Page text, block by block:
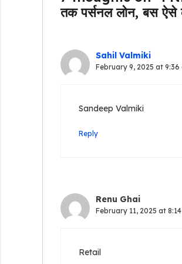
तक पर्सनल लोन, बस ऐसे
Sahil Valmiki
February 9, 2025 at 9:36
Sandeep Valmiki
Reply
Renu Ghai
February 11, 2025 at
Retail